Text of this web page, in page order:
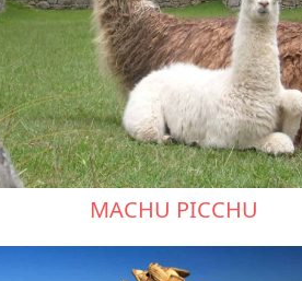
MACHU PICCHU